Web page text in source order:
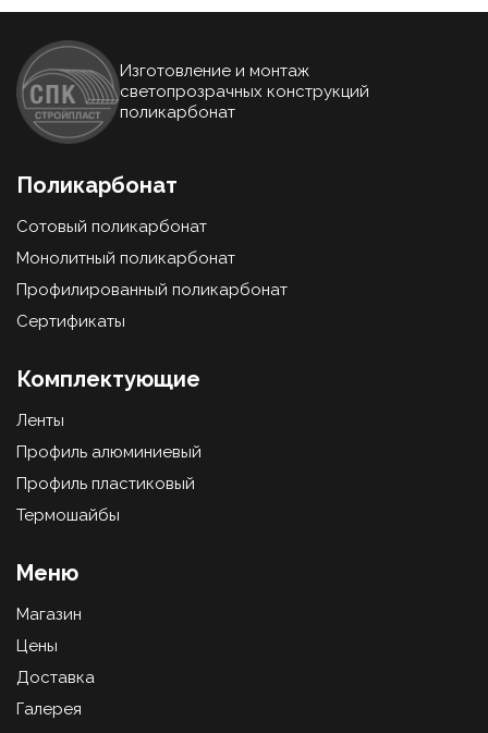
Изготовление и монтаж
светопрозрачных конструкций
поликарбонат
Поликарбонат
Сотовый поликарбонат
Монолитный поликарбонат
Профилированный поликарбонат
Сертификаты
Комплектующие
Ленты
Профиль алюминиевый
Профиль пластиковый
Термошайбы
Меню
Магазин
Цены
Доставка
Галерея